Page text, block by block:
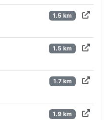
1.5 km
1.5 km
1.7 km
1.9 km